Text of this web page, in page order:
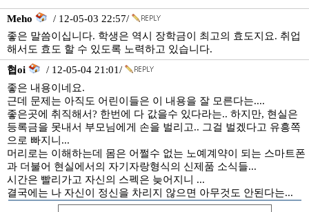
Meho
/ 12-05-03 22:57/
좋은 말씀이십니다. 학생은 역시 장학금이 최고의 효도지요. 취업
해서도 효도 할 수 있도록 노력하고 있습니다.
협oi
/ 12-05-04 21:01/
좋은 내용이네요.
근데 문제는 아직도 어린이들은 이 내용을 잘 모른다는....
좋은곳에 취직해서? 한번에 다 값을수 있다라는.. 하지만, 현실은
등록금을 못내서 부모님에게 손을 벌리고.. 그걸 벌겠다고 유흥쪽
으로 빠지니...
머리로는 이해하는데 몸은 어쩔수 없는 노예계약이 되는 스마트폰
과 더불어 현실에서의 자기자랑형식의 신제품 소식들...
시간은 빨리가고 자신의 스펙은 늦어지니 ...
결국에는 나 자신이 정신을 차리지 않으면 아무것도 안된다는...